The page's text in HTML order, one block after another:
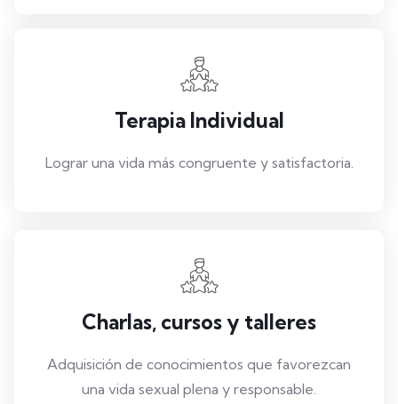
Terapia Individual
Lograr una vida más congruente y satisfactoria.
Charlas, cursos y talleres
Adquisición de conocimientos que favorezcan
una vida sexual plena y responsable.